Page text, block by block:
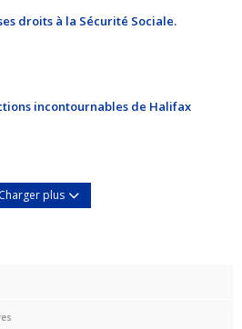
droits à la Sécurité Sociale.
incontournables de Halifax
Charger plus